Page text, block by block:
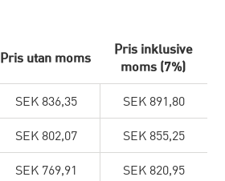
Pris utan moms
Pris inklusive
moms (7%)
SEK 836,35 SEK 891,80
SEK 802,07 SEK 855,25
SEK 769,91 SEK 820,95